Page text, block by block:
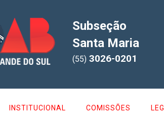
Subseção
Santa Maria
(55) 3026-0201
INSTITUCIONAL COMISSÕES